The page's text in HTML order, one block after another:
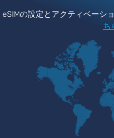
eSIMの設定とアクティベーシ
ち